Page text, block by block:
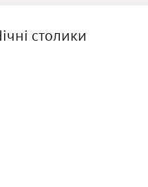
столики